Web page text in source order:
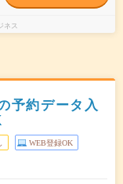
ネス
予約データ入
WEB登録OK